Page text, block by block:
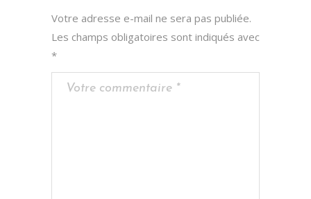
Votre adresse e-mail ne sera pas publiée.
Les champs obligatoires sont indiqués avec
*